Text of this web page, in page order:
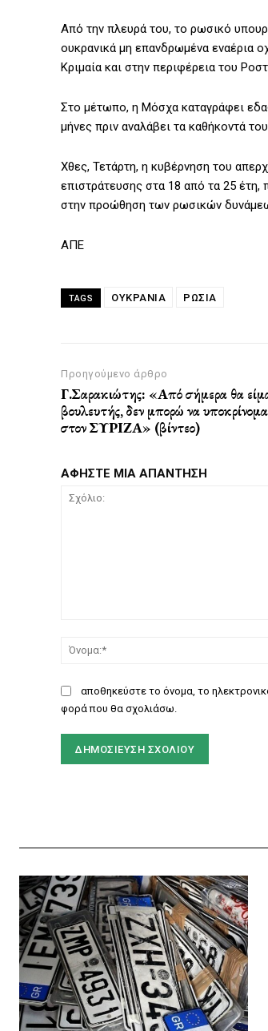
Από την πλευρά του, το ρωσικό
ουκρανικά μη επανδρωμένα εναέρια
Κριμαία και στην περιφέρεια του
Στο μέτωπο, η Μόσχα καταγράφει
μήνες πριν αναλάβει τα καθήκοντά
Χθες, Τετάρτη, η κυβέρνηση του
επιστράτευσης στα 18 από τα 25 έτη,
στην προώθηση των ρωσικών
ΑΠΕ
TAGS ΟΥΚΡΑΝΙΑ ΡΩΣΙΑ
Προηγούμενο άρθρο
Γ.Σαρακιώτης: «Από σήμερα θα
βουλευτής, δεν μπορώ να
στον ΣΥΡΙΖΑ» (βίντεο)
ΑΦΗΣΤΕ ΜΙΑ ΑΠΑΝΤΗΣΗ
αποθηκεύστε το όνομα, το
φορά που θα σχολιάσω.